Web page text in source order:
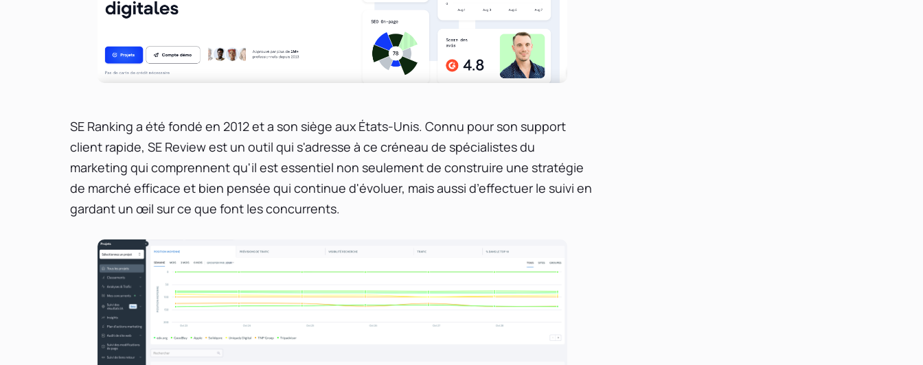
SE Ranking a été fondé en 2012 et a son siège aux États-Unis. Connu pour son support
client rapide, SE Review est un outil qui s'adresse à ce créneau de spécialistes du
marketing qui comprennent qu'il est essentiel non seulement de construire une stratégie
de marché efficace et bien pensée qui continue d'évoluer, mais aussi d’effectuer le suivi en
gardant un œil sur ce que font les concurrents.